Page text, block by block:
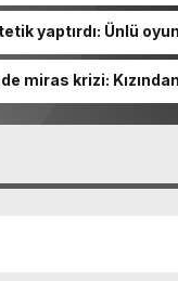
yaptırdı: Ünlü
miras krizi: